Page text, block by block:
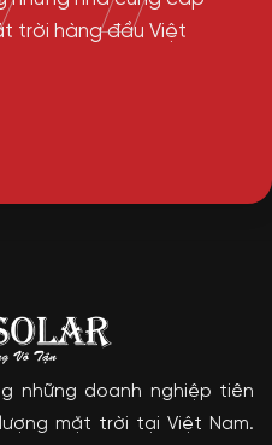
trời hàng đầu Việt
những doanh nghiệp tiên
mặt trời tại Việt Nam.